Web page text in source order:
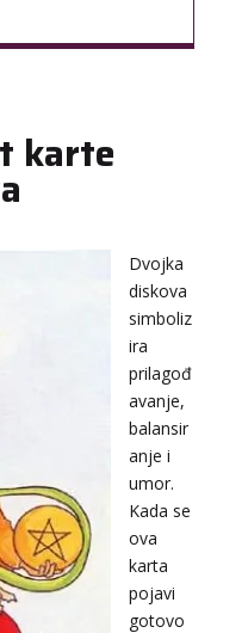
karte
Dvojka
diskova
simboliz
ira
prilagođ
avanje,
balansir
anje i
umor.
Kada se
ova
karta
pojavi
gotovo